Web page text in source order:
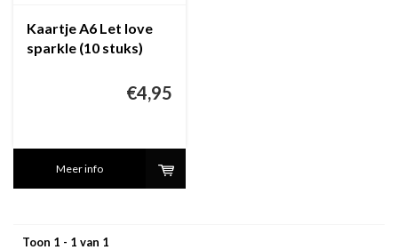
Kaartje A6 Let love
sparkle (10 stuks)
€4,95
Meer info
Toon 1 - 1 van 1